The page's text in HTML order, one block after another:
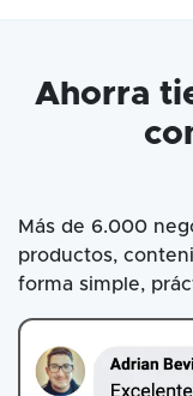
Ahorra
Más de 6.000
productos,
forma simple,